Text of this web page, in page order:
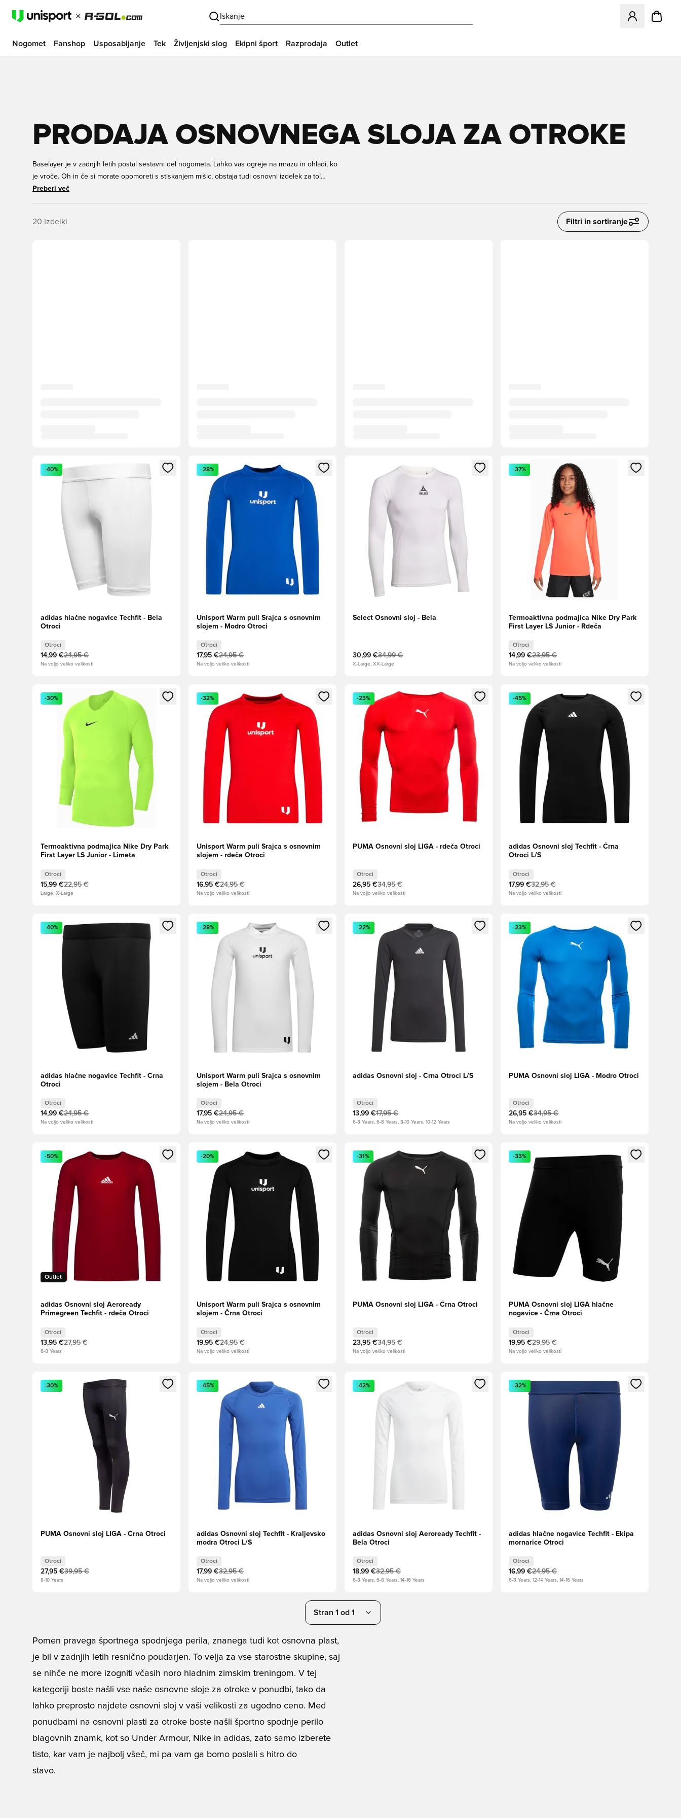
Iskanje
Odpre Modal
Nogomet Fanshop Usposabljanje Tek Življenjski slog Ekipni šport Razprodaja Outlet
PRODAJA OSNOVNEGA SLOJA ZA OTROKE
Baselayer je v zadnjih letih postal sestavni del nogometa. Lahko vas ogreje na mrazu in ohladi, ko
je vroče. Oh in če si morate opomoreti s stiskanjem mišic, obstaja tudi osnovni izdelek za to!
Dobrodošli v trgovini osnovnih slojev za otroke, kjer boste našli vse, kar iščete!
Preberi več
20 Izdelki Filtri in sortiranje
Odpre Modal za prijavo ali vpis kot član
-40%
adidas hlačne nogavice Techfit - Bela
Otroci
Otroci
14,99 €24,95 €
Na voljo veliko velikosti
Odpre Modal za prijavo ali vpis kot član
-28%
Unisport Warm puli Srajca s osnovnim
slojem - Modro Otroci
Otroci
17,95 €24,95 €
Na voljo veliko velikosti
Odpre Modal za prijavo ali vpis kot član
Select Osnovni sloj - Bela
30,99 €34,99 €
X-Large, XX-Large
Odpre Modal za prijavo ali vpis kot član
-37%
Termoaktivna podmajica Nike Dry Park
First Layer LS Junior - Rdeča
Otroci
14,99 €23,95 €
Na voljo veliko velikosti
Odpre Modal za prijavo ali vpis kot član
-30%
Termoaktivna podmajica Nike Dry Park
First Layer LS Junior - Limeta
Otroci
15,99 €22,95 €
Large, X-Large
Odpre Modal za prijavo ali vpis kot član
-32%
Unisport Warm puli Srajca s osnovnim
slojem - rdeča Otroci
Otroci
16,95 €24,95 €
Na voljo veliko velikosti
Odpre Modal za prijavo ali vpis kot član
-23%
PUMA Osnovni sloj LIGA - rdeča Otroci
Otroci
26,95 €34,95 €
Na voljo veliko velikosti
Odpre Modal za prijavo ali vpis kot član
-45%
adidas Osnovni sloj Techfit - Črna
Otroci L/S
Otroci
17,99 €32,95 €
Na voljo veliko velikosti
Odpre Modal za prijavo ali vpis kot član
-40%
adidas hlačne nogavice Techfit - Črna
Otroci
Otroci
14,99 €24,95 €
Na voljo veliko velikosti
Odpre Modal za prijavo ali vpis kot član
-28%
Unisport Warm puli Srajca s osnovnim
slojem - Bela Otroci
Otroci
17,95 €24,95 €
Na voljo veliko velikosti
Odpre Modal za prijavo ali vpis kot član
-22%
adidas Osnovni sloj - Črna Otroci L/S
Otroci
13,99 €17,95 €
6-8 Years, 6-8 Years, 8-10 Years, 10-12 Years
Odpre Modal za prijavo ali vpis kot član
-23%
PUMA Osnovni sloj LIGA - Modro Otroci
Otroci
26,95 €34,95 €
Na voljo veliko velikosti
Odpre Modal za prijavo ali vpis kot član
Outlet
-50%
adidas Osnovni sloj Aeroready
Primegreen Techfit - rdeča Otroci
Otroci
13,95 €27,95 €
6-8 Years
Odpre Modal za prijavo ali vpis kot član
-20%
Unisport Warm puli Srajca s osnovnim
slojem - Črna Otroci
Otroci
19,95 €24,95 €
Na voljo veliko velikosti
Odpre Modal za prijavo ali vpis kot član
-31%
PUMA Osnovni sloj LIGA - Črna Otroci
Otroci
23,95 €34,95 €
Na voljo veliko velikosti
Odpre Modal za prijavo ali vpis kot član
-33%
PUMA Osnovni sloj LIGA hlačne
nogavice - Črna Otroci
Otroci
19,95 €29,95 €
Na voljo veliko velikosti
Odpre Modal za prijavo ali vpis kot član
-30%
PUMA Osnovni sloj LIGA - Črna Otroci
Otroci
27,95 €39,95 €
8-10 Years
Odpre Modal za prijavo ali vpis kot član
-45%
adidas Osnovni sloj Techfit - Kraljevsko
modra Otroci L/S
Otroci
17,99 €32,95 €
Na voljo veliko velikosti
Odpre Modal za prijavo ali vpis kot član
-42%
adidas Osnovni sloj Aeroready Techfit -
Bela Otroci
Otroci
18,99 €32,95 €
6-8 Years, 6-8 Years, 14-16 Years
Odpre Modal za prijavo ali vpis kot član
-32%
adidas hlačne nogavice Techfit - Ekipa
mornarice Otroci
Otroci
16,99 €24,95 €
6-8 Years, 12-14 Years, 14-16 Years
Stran 1 od 1
Pomen pravega športnega spodnjega perila, znanega tudi kot osnovna plast,
je bil v zadnjih letih resnično poudarjen. To velja za vse starostne skupine, saj
se nihče ne more izogniti včasih noro hladnim zimskim treningom. V tej
kategoriji boste našli vse naše osnovne sloje za otroke v ponudbi, tako da
lahko preprosto najdete osnovni sloj v vaši velikosti za ugodno ceno. Med
ponudbami na osnovni plasti za otroke boste našli športno spodnje perilo
blagovnih znamk, kot so Under Armour, Nike in adidas, zato samo izberete
tisto, kar vam je najbolj všeč, mi pa vam ga bomo poslali s hitro do
stavo.